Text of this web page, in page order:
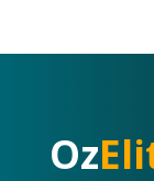
Oz